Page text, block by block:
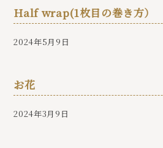
Half wrap(1枚目の巻き方）
2024年5月9日
お花
2024年3月9日